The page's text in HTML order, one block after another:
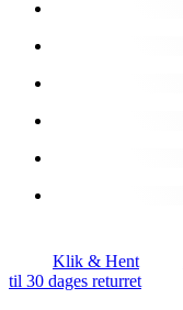
Klik & Hent
til 30 dages returret